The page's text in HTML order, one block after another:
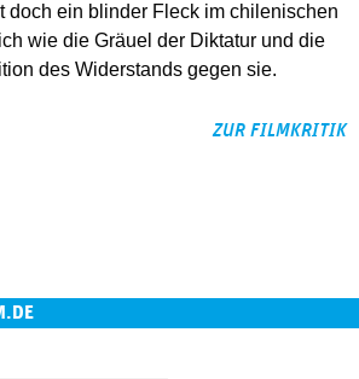
doch ein blinder Fleck im chilenischen
wie die Gräuel der Diktatur und die
des Widerstands gegen sie.
ZUR FILMKRITIK